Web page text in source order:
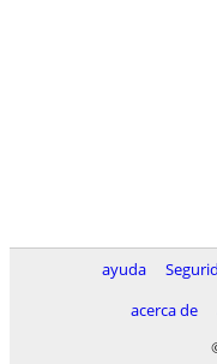
ayuda
acerca de